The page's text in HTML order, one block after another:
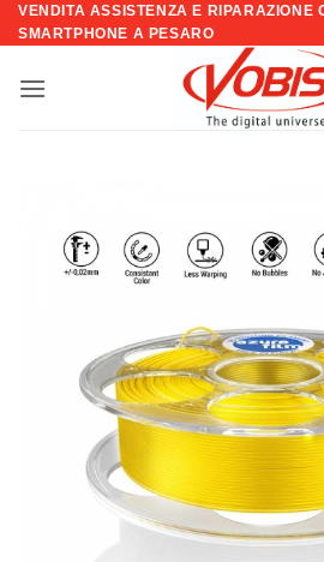
Salta
ai
VENDITA ASSISTENZA E RIPARAZIONE
SMARTPHONE A PESARO